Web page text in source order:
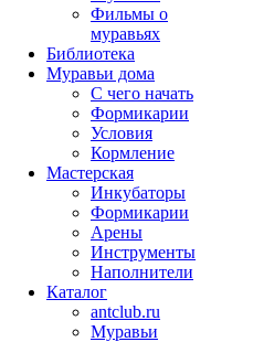
Фильмы о
муравьях
Библиотека
Муравьи дома
С чего начать
Формикарии
Условия
Кормление
Мастерская
Инкубаторы
Формикарии
Арены
Инструменты
Наполнители
Каталог
antclub.ru
Муравьи